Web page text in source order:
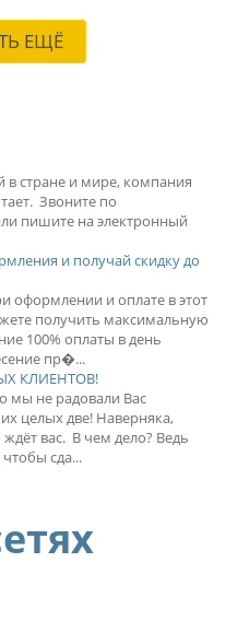
ЕЩЁ
в стране и мире, компания
Звоните по
пишите на электронный
и получай скидку до
оформлении и оплате в этот
получить максимальную
100% оплаты в день
пр�...
КЛИЕНТОВ!
мы не радовали Вас
целых две! Наверняка,
вас. В чем дело? Ведь
сда...